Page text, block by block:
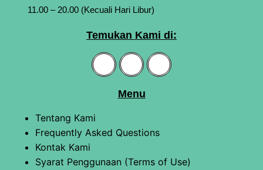
11.00 – 20.00 (Kecuali Hari Libur)
Temukan Kami di:
Menu
Tentang Kami
Frequently Asked Questions
Kontak Kami
Syarat Penggunaan (Terms of Use)